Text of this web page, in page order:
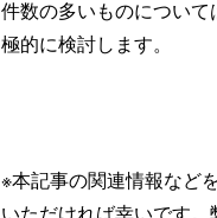
件数の多いものについ
極的に検討します。
※本記事の関連情報など